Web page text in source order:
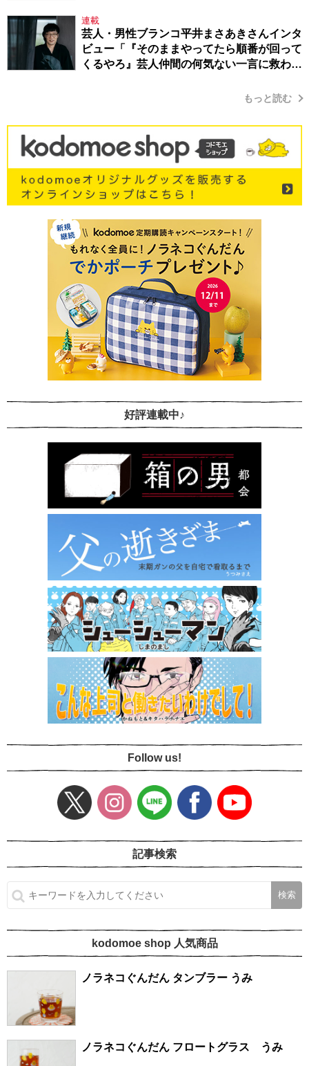
連載
芸人・男性ブランコ平井まさあきさんインタ
ビュー「『そのままやってたら順番が回って
くるやろ』芸人仲間の何気ない一言に救われ
もっと読む
好評連載中♪
Follow us!
記事検索
kodomoe shop 人気商品
ノラネコぐんだん タンブラー うみ
ノラネコぐんだん フロートグラス うみ